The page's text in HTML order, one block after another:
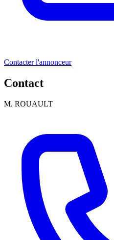
Contacter l'annonceur
Contact
M. ROUAULT